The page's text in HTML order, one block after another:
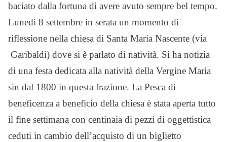
baciato dalla fortuna di avere avuto sempre bel tempo.
Lunedì 8 settembre in serata un momento di
riflessione nella chiesa di Santa Maria Nascente (via
Garibaldi) dove si è parlato di natività. Si ha notizia
di una festa dedicata alla natività della Vergine Maria
sin dal 1800 in questa frazione. La Pesca di
beneficenza a beneficio della chiesa è stata aperta tutto
il fine settimana con centinaia di pezzi di oggettistica
ceduti in cambio dell’acquisto di un biglietto